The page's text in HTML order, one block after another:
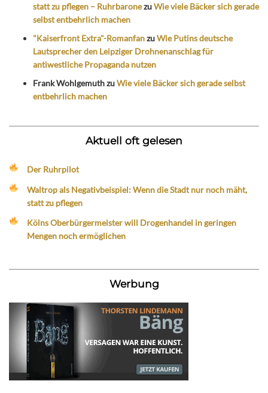
statt zu pflegen – RuhrbaronezuWie viele Bäcker sich gerade
selbst entbehrlich machen
"Kaiserfront Extra"-RomanfanzuWie Putins deutsche
Lautsprecher den Leipziger Drohnenanschlag für
antiwestliche Propaganda nutzen
Frank WohlgemuthzuWie viele Bäcker sich gerade selbst
entbehrlich machen
Aktuell oft gelesen
Der Ruhrpilot
Waltrop als Negativbeispiel: Wenn die Stadt nur noch mäht,
statt zu pflegen
Kölns Oberbürgermeister will Drogenhandel in geringen
Mengen noch ermöglichen
Werbung